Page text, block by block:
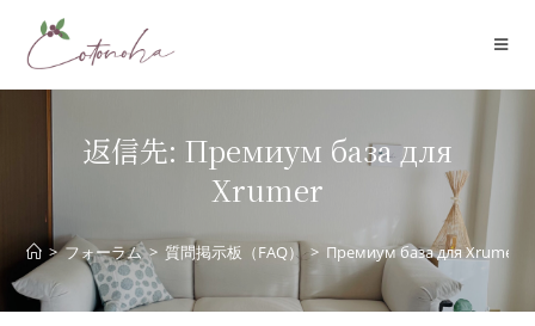
プ
返信先: Премиум база для
Xrumer
> フォーラム > 質問掲示板（FAQ） > Премиум база для Xrumer